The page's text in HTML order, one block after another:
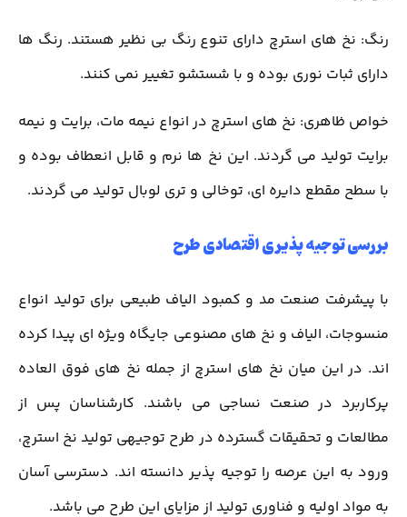
رنگ: نخ های استرچ دارای تنوع رنگ بی نظیر هستند. رنگ ها
دارای ثبات نوری بوده و با شستشو تغییر نمی کنند.
خواص ظاهری: نخ های استرچ در انواع نیمه مات، برایت و نیمه
برایت تولید می گردند. این نخ ها نرم و قابل انعطاف بوده و
با سطح مقطع دایره ای، توخالی و تری لوبال تولید می گردند.
بررسی توجیه پذیری اقتصادی طرح
با پیشرفت صنعت مد و کمبود الیاف طبیعی برای تولید انواع
منسوجات، الیاف و نخ های مصنوعی جایگاه ویژه ای پیدا کرده
اند. در این میان نخ های استرچ از جمله نخ های فوق العاده
پرکاربرد در صنعت نساجی می باشند. کارشناسان پس از
مطالعات و تحقیقات گسترده در طرح توجیهی تولید نخ استرچ،
ورود به این عرصه را توجیه پذیر دانسته اند. دسترسی آسان
به مواد اولیه و فناوری تولید از مزایای این طرح می باشد.